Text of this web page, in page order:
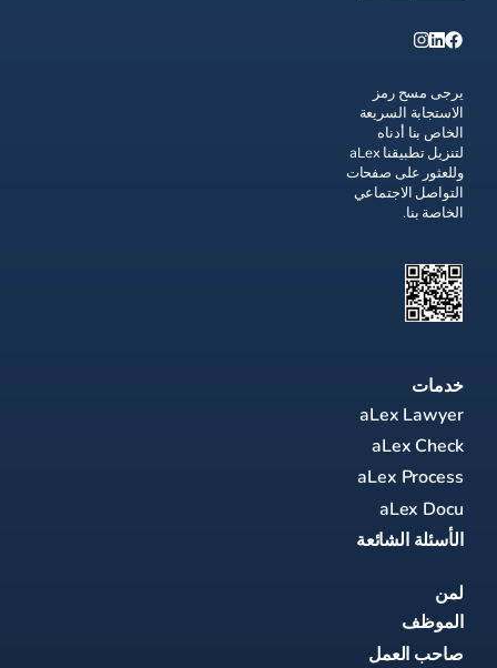
يرجى مسح رمز
الاستجابة السريعة
الخاص بنا أدناه
لتنزيل تطبيقنا aLex
وللعثور على صفحات
التواصل الاجتماعي
الخاصة بنا.
خدمات
aLex Lawyer
aLex Check
aLex Process
aLex Docu
الأسئلة الشائعة
لمن
الموظف
صاحب العمل